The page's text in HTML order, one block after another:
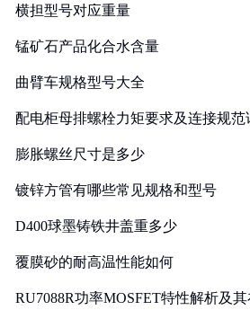
横担型号对应重量
锰矿石产品化合水含量
曲臂车规格型号大全
配电柜母排螺栓力矩要求及连接规范
膨胀螺丝尺寸是多少
镀锌方管有哪些常见规格和型号
D400球墨铸铁井盖重多少
覆膜砂的耐高温性能如何
RU7088R功率MOSFET特性解析及